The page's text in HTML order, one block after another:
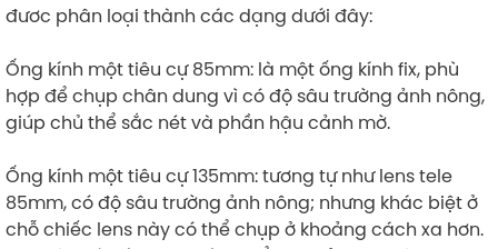
đươc phân loại thành các dạng dưới đây:
Ống kính một tiêu cự 85mm: là một ống kính fix, phù
hợp để chụp chân dung vì có độ sâu trường ảnh nông,
giúp chủ thể sắc nét và phần hậu cảnh mờ.
Ống kính một tiêu cự 135mm: tương tự như lens tele
85mm, có độ sâu trường ảnh nông; nhưng khác biệt ở
chỗ chiếc lens này có thể chụp ở khoảng cách xa hơn.